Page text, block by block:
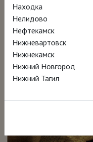
Находка
Нелидово
Нефтекамск
Нижневартовск
Нижнекамск
Нижний Новгород
Нижний Тагил